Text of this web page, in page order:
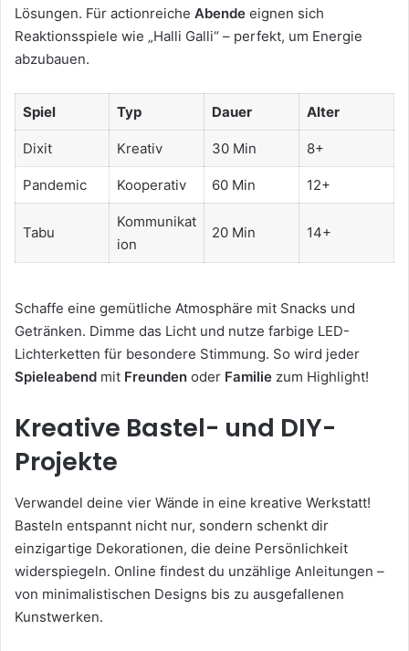
Lösungen. Für actionreiche Abende eignen sich
Reaktionsspiele wie „Halli Galli“ – perfekt, um Energie
abzubauen.
Spiel Typ Dauer Alter
Dixit Kreativ 30 Min 8+
Pandemic Kooperativ 60 Min 12+
Tabu
Kommunikat
ion
20 Min 14+
Schaffe eine gemütliche Atmosphäre mit Snacks und
Getränken. Dimme das Licht und nutze farbige LED-
Lichterketten für besondere Stimmung. So wird jeder
Spieleabend mit Freunden oder Familie zum Highlight!
Kreative Bastel- und DIY-
Projekte
Verwandel deine vier Wände in eine kreative Werkstatt!
Basteln entspannt nicht nur, sondern schenkt dir
einzigartige Dekorationen, die deine Persönlichkeit
widerspiegeln. Online findest du unzählige Anleitungen –
von minimalistischen Designs bis zu ausgefallenen
Kunstwerken.